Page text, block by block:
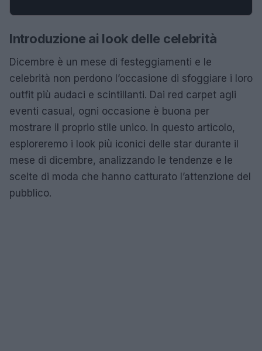
Introduzione ai look delle celebrità
Dicembre è un mese di festeggiamenti e le
celebrità non perdono l’occasione di sfoggiare i loro
outfit più audaci e scintillanti. Dai red carpet agli
eventi casual, ogni occasione è buona per
mostrare il proprio stile unico. In questo articolo,
esploreremo i look più iconici delle star durante il
mese di dicembre, analizzando le tendenze e le
scelte di moda che hanno catturato l’attenzione del
pubblico.